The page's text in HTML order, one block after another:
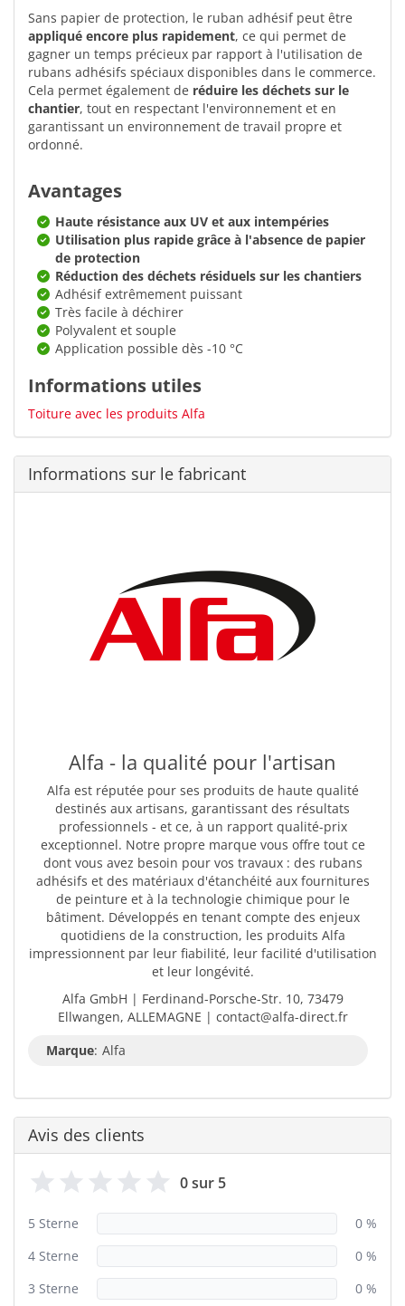
Sans papier de protection, le ruban adhésif peut être
appliqué encore plus rapidement, ce qui permet de
gagner un temps précieux par rapport à l'utilisation de
rubans adhésifs spéciaux disponibles dans le commerce.
Cela permet également de réduire les déchets sur le
chantier, tout en respectant l'environnement et en
garantissant un environnement de travail propre et
ordonné.
Avantages
Haute résistance aux UV et aux intempéries
Utilisation plus rapide grâce à l'absence de papier
de protection
Réduction des déchets résiduels sur les chantiers
Adhésif extrêmement puissant
Très facile à déchirer
Polyvalent et souple
Application possible dès -10 °C
Informations utiles
Toiture avec les produits Alfa
Informations sur le fabricant
Alfa - la qualité pour l'artisan
Alfa est réputée pour ses produits de haute qualité
destinés aux artisans, garantissant des résultats
professionnels - et ce, à un rapport qualité-prix
exceptionnel. Notre propre marque vous offre tout ce
dont vous avez besoin pour vos travaux : des rubans
adhésifs et des matériaux d'étanchéité aux fournitures
de peinture et à la technologie chimique pour le
bâtiment. Développés en tenant compte des enjeux
quotidiens de la construction, les produits Alfa
impressionnent par leur fiabilité, leur facilité d'utilisation
et leur longévité.
Alfa GmbH | Ferdinand-Porsche-Str. 10, 73479
Ellwangen, ALLEMAGNE | contact@alfa-direct.fr
Marque: Alfa
Avis des clients
0 sur 5
5 Sterne
0 %
4 Sterne
0 %
3 Sterne
0 %